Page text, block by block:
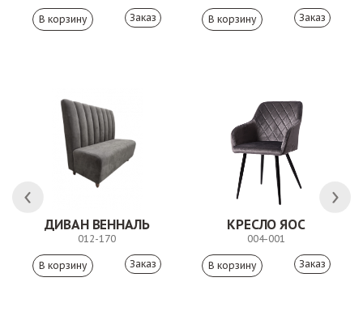
Заказ Заказ
ДИВАН ВЕННАЛЬ
012-170
Заказ
КРЕСЛО ЯОС
004-001
Заказ